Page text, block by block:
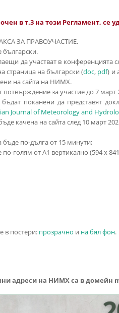
в т.3 на този Регламент, се
ЗА ПРАВОУЧАСТИЕ.
български.
да участват в конференцията
страница на български (doc, pdf) и
на сайта на НИМХ.
за участие до 7 март
поканени да представят
Journal of Meteorology and
качена на сайта след 10 март
бъде по-дълга от 15 минути;
по-голям от А1 вертикално (594 x
в постери: прозрачно и на бял фон.
адреси на НИМХ са в домейн